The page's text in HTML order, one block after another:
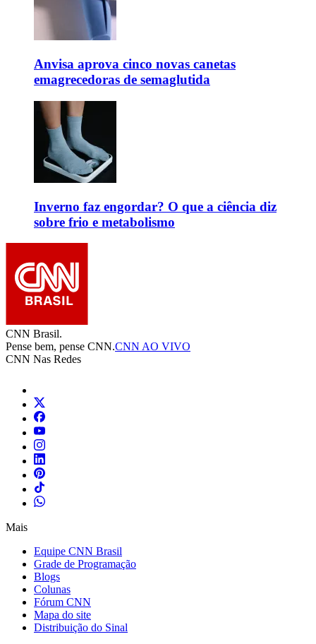
Anvisa aprova cinco novas canetas
emagrecedoras de semaglutida
Inverno faz engordar? O que a ciência diz
sobre frio e metabolismo
CNN Brasil.
Pense bem, pense CNN.CNN AO VIVO
CNN Nas Redes
Mais
Equipe CNN Brasil
Grade de Programação
Blogs
Colunas
Fórum CNN
Mapa do site
Distribuição do Sinal